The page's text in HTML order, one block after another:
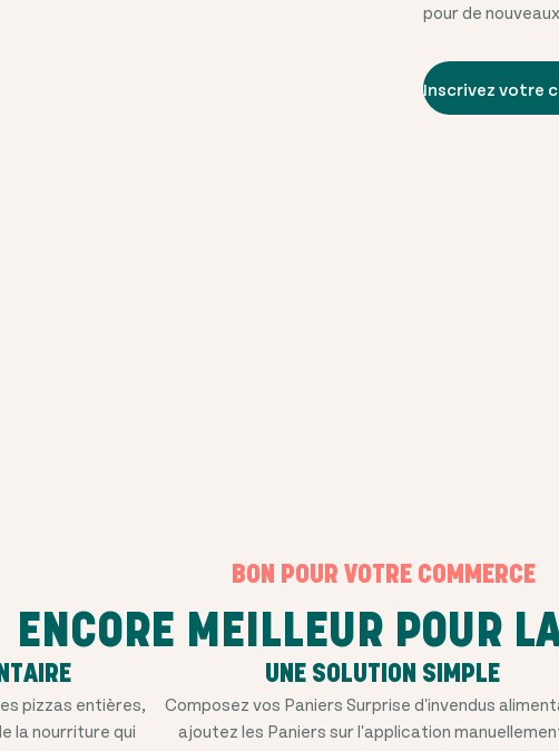
pour de
Inscrivez votre
BON POUR VOTRE COMMERCE
ENCORE MEILLEUR POUR
pizzas entières,
la nourriture qui
UNE SOLUTION SIMPLE
Composez vos Paniers Surprise d'invendus
ajoutez les Paniers sur l'application